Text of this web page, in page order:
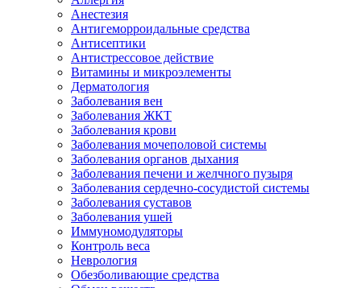
Анестезия
Антигеморроидальные средства
Антисептики
Антистрессовое действие
Витамины и микроэлементы
Дерматология
Заболевания вен
Заболевания ЖКТ
Заболевания крови
Заболевания мочеполовой системы
Заболевания органов дыхания
Заболевания печени и желчного пузыря
Заболевания сердечно-сосудистой системы
Заболевания суставов
Заболевания ушей
Иммуномодуляторы
Контроль веса
Неврология
Обезболивающие средства